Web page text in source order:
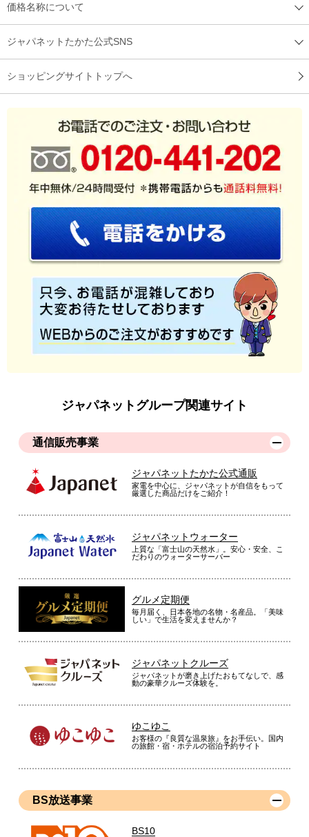
価格名称について
ジャパネットたかた公式SNS
ショッピングサイトトップへ
ジャパネットグループ関連サイト
通信販売事業
ジャパネットたかた公式通販
家電を中心に、ジャパネットが自信をもって
厳選した商品だけをご紹介！
ジャパネットウォーター
上質な「富士山の天然水」。安心・安全、こ
だわりのウォーターサーバー
グルメ定期便
毎月届く、日本各地の名物・名産品。「美味
しい」で生活を変えませんか？
ジャパネットクルーズ
ジャパネットが磨き上げたおもてなしで、感
動の豪華クルーズ体験を。
ゆこゆこ
お客様の『良質な温泉旅』をお手伝い。国内
の旅館・宿・ホテルの宿泊予約サイト
BS放送事業
BS10